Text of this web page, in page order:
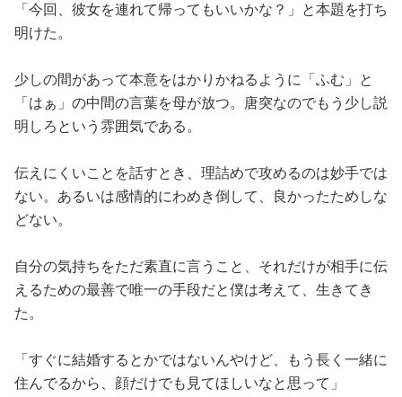
「今回、彼女を連れて帰ってもいいかな？」と本題を打ち
明けた。
少しの間があって本意をはかりかねるように「ふむ」と
「はぁ」の中間の言葉を母が放つ。唐突なのでもう少し説
明しろという雰囲気である。
伝えにくいことを話すとき、理詰めで攻めるのは妙手では
ない。あるいは感情的にわめき倒して、良かったためしな
どない。
自分の気持ちをただ素直に言うこと、それだけが相手に伝
えるための最善で唯一の手段だと僕は考えて、生きてき
た。
「すぐに結婚するとかではないんやけど、もう長く一緒に
住んでるから、顔だけでも見てほしいなと思って」